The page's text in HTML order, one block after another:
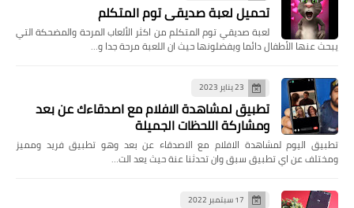
تحميل لعبة صديقي توم المتكلم
لعبة صديقي توم المتكلم من اكثر الألعاب المرحة والمضحكة التي
يبحث عنها الأطفال دائما ويفضلونها حيث ان اللعبة مرحة جدا و…
23 يناير 2023
تطبيق لمشاهدة الافلام مع اصدقاءك عن بعد
ومشاركة اللحظات الجميلة
تطبيق اليوم لمشاهدة الافلام مع الاصدقاء عن بعد وهو تطبيق فريد ومميز
ومختلف عن اي تطبيق سبق وان تحدثنا عنة حيث يعد الت…
17 سبتمبر 2022